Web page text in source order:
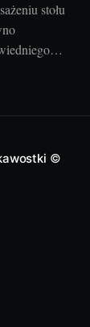
stołu
©